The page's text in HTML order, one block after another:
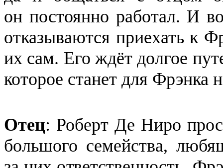
он постоянно работал. И
отказываются приехать к
их сам. Его ждёт долгое
которое станет для
Отец: Роберт Де Ниро
большого семейства,